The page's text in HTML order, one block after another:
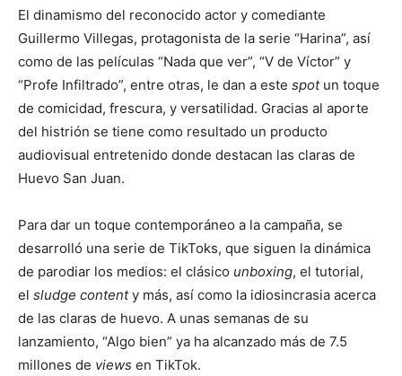
El dinamismo del reconocido actor y comediante
Guillermo Villegas, protagonista de la serie “Harina”, así
como de las películas “Nada que ver”, “V de Víctor” y
“Profe Infiltrado”, entre otras, le dan a este spot un toque
de comicidad, frescura, y versatilidad. Gracias al aporte
del histrión se tiene como resultado un producto
audiovisual entretenido donde destacan las claras de
Huevo San Juan.
Para dar un toque contemporáneo a la campaña, se
desarrolló una serie de TikToks, que siguen la dinámica
de parodiar los medios: el clásico unboxing, el tutorial,
el sludge contenty más, así como la idiosincrasia acerca
de las claras de huevo. A unas semanas de su
lanzamiento, “Algo bien” ya ha alcanzado más de 7.5
millones de views en TikTok.